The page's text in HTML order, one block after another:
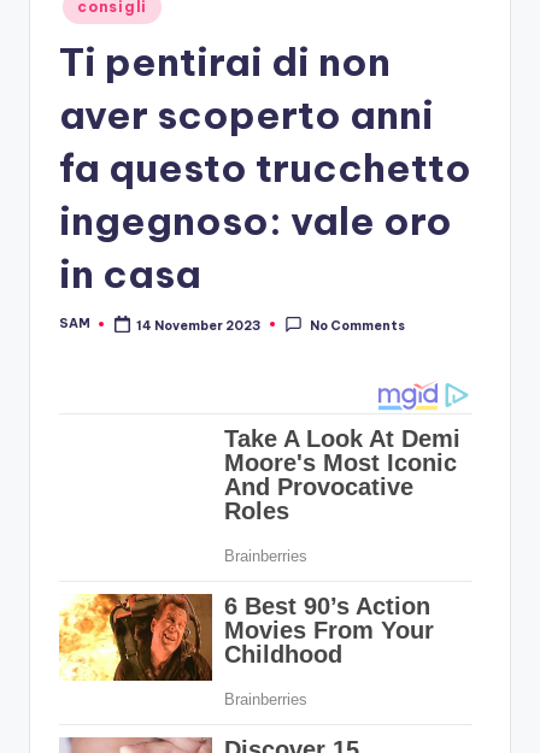
in
consigli
Ti pentirai di non
aver scoperto anni
fa questo trucchetto
ingegnoso: vale oro
in casa
Posted
SAM 14 November 2023 No Comments